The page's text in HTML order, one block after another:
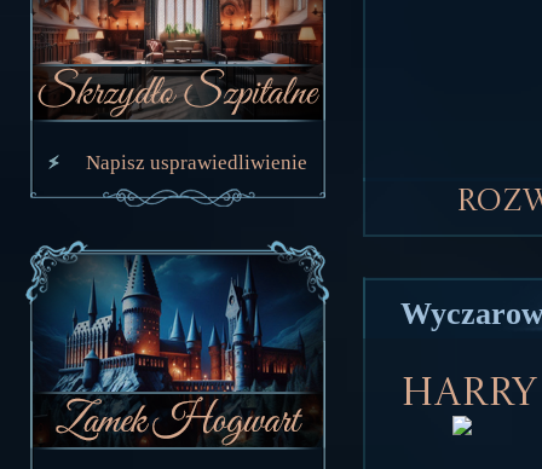
Napisz usprawiedliwienie
Harry